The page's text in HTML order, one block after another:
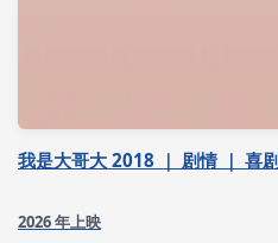
我是大哥大 2018 ｜ 剧情 ｜ 喜
2026 年上映